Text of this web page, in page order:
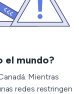
el mundo?
Mientras
redes restringen